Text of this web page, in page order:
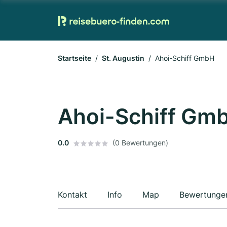
Startseite St. Augustin Ahoi-Schiff GmbH
Ahoi-Schiff
0.0 (0 Bewertungen)
Kontakt Info Map